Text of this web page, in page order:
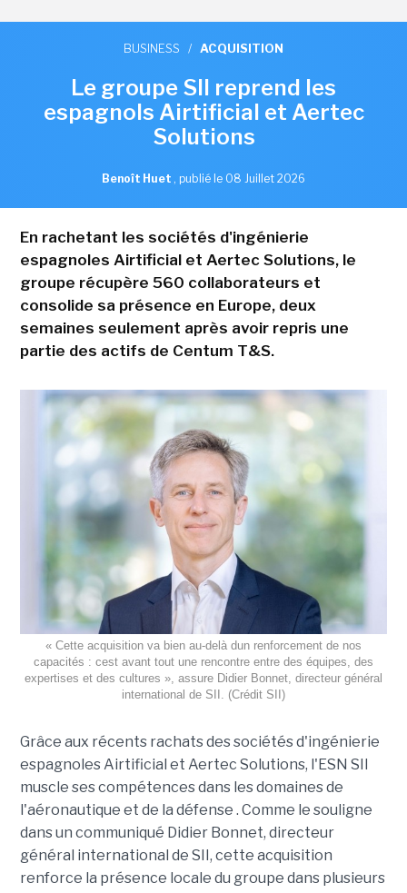
BUSINESS / ACQUISITION
Le groupe SII reprend les
espagnols Airtificial et Aertec
Solutions
Benoît Huet , publié le 08 Juillet 2026
En rachetant les sociétés d'ingénierie
espagnoles Airtificial et Aertec Solutions, le
groupe récupère 560 collaborateurs et
consolide sa présence en Europe, deux
semaines seulement après avoir repris une
partie des actifs de Centum T&S.
« Cette acquisition va bien au-delà dun renforcement de nos
capacités : cest avant tout une rencontre entre des équipes, des
expertises et des cultures », assure Didier Bonnet, directeur général
international de SII. (Crédit SII)
Grâce aux récents rachats des sociétés d'ingénierie
espagnoles Airtificial et Aertec Solutions, l'ESN SII
muscle ses compétences dans les domaines de
l'aéronautique et de la défense . Comme le souligne
dans un communiqué Didier Bonnet, directeur
général international de SII, cette acquisition
renforce la présence locale du groupe dans plusieurs